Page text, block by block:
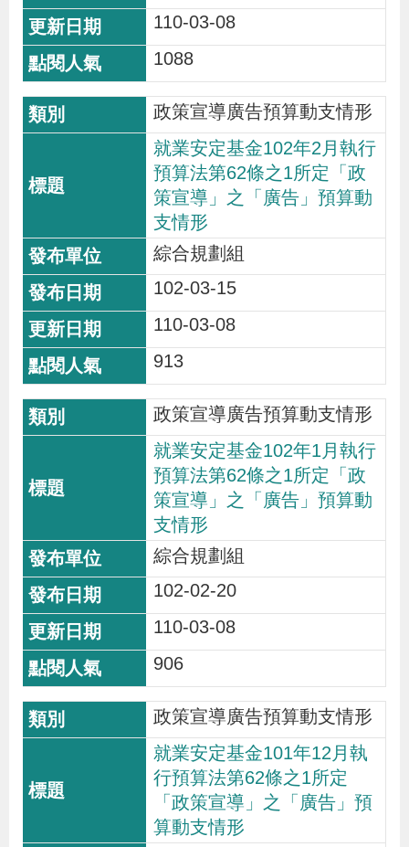
宣
導
專
區
相
連
結
網
站
導
覽
民
意
信
箱
文
字
客
服
統
計
資
訊
E
n
g
回
首
頁
R
S
S
隱
私
權
及
資
訊
安
政
110-03-08
1088
政策宣導廣告預算動支情形
就業安定基金102年2月執行
預算法第62條之1所定「政
策宣導」之「廣告」預算動
支情形
綜合規劃組
102-03-15
110-03-08
913
政策宣導廣告預算動支情形
就業安定基金102年1月執行
預算法第62條之1所定「政
策宣導」之「廣告」預算動
支情形
綜合規劃組
102-02-20
110-03-08
906
政策宣導廣告預算動支情形
就業安定基金101年12月執
行預算法第62條之1所定
「政策宣導」之「廣告」預
算動支情形